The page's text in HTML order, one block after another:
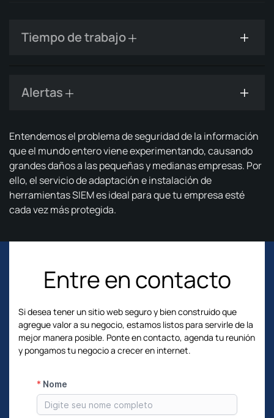
Tiempo de trabajo
Alertas
Entendemos el problema de seguridad de la información
que el mundo entero viene experimentando, causando
grandes daños a las pequeñas y medianas empresas. Por
ello, el servicio de adaptación e instalación de
herramientas SIEM es ideal para que tu empresa esté
cada vez más protegida.
Entre en contacto
Si desea tener un sitio web seguro y bien construido que
agregue valor a su negocio, estamos listos para servirle de la
mejor manera posible. Ponte en contacto, agenda tu reunión
y pongamos tu negocio a crecer en internet.